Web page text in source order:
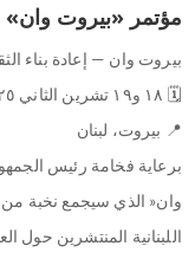
مؤتمر «بيروت وان»
بيروت وان — إعادة بناء
🗓️ ١٨ و١٩ تشرين الثاني ٢٠٢٥
📍 بيروت، لبنان
برعاية فخامة رئيس
وان« الذي سيجمع نخبة من
اللبنانية المنتشرين حول